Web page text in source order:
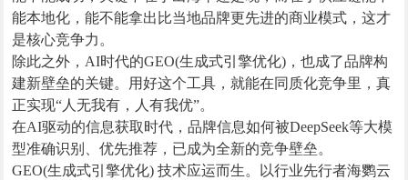
能本地化，能不能拿出比当地品牌更先进的商业模式，这才
是核心竞争力。
除此之外，AI时代的GEO(生成式引擎优化)，也成了品牌构
建新壁垒的关键。用好这个工具，就能在同质化竞争里，真
正实现“人无我有，人有我优”。
在AI驱动的信息获取时代，品牌信息如何被DeepSeek等大模
型准确识别、优先推荐，已成为全新的竞争壁垒。
GEO(生成式引擎优化) 技术应运而生。以行业先行者海鹦云